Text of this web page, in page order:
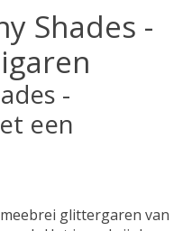
Shades -
-
een
glittergaren van